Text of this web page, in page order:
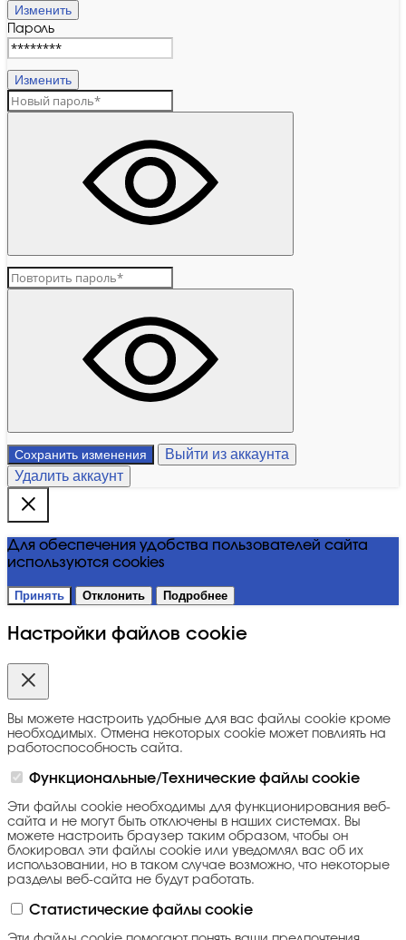
Изменить
Пароль
Изменить
Сохранить изменения
Выйти из аккаунта
Удалить аккаунт
Для обеспечения удобства пользователей сайта
используются cookies
Принять Отклонить Подробнее
Настройки файлов cookie
Вы можете настроить удобные для вас файлы cookie кроме
необходимых. Отмена некоторых cookie может повлиять на
работоспособность сайта.
Функциональные/Технические файлы cookie
Эти файлы cookie необходимы для функционирования веб-
сайта и не могут быть отключены в наших системах. Вы
можете настроить браузер таким образом, чтобы он
блокировал эти файлы cookie или уведомлял вас об их
использовании, но в таком случае возможно, что некоторые
разделы веб-сайта не будут работать.
Статистические файлы cookie